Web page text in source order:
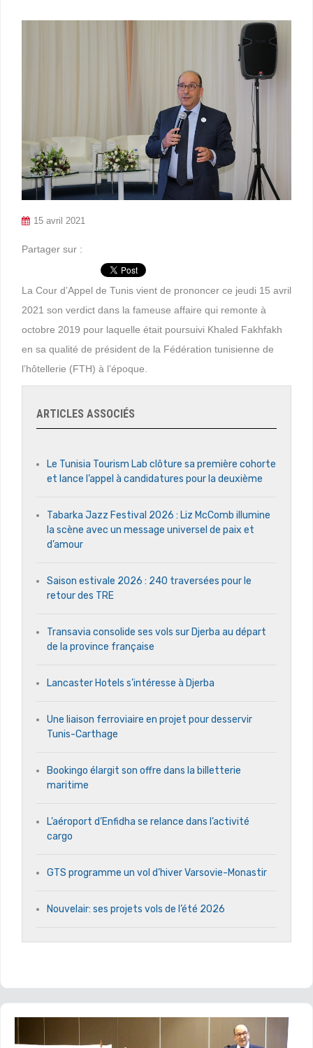
15 avril 2021
Partager sur :
La Cour d’Appel de Tunis vient de prononcer ce jeudi 15 avril
2021 son verdict dans la fameuse affaire qui remonte à
octobre 2019 pour laquelle était poursuivi Khaled Fakhfakh
en sa qualité de président de la Fédération tunisienne de
l’hôtellerie (FTH) à l’époque.
ARTICLES ASSOCIÉS
Le Tunisia Tourism Lab clôture sa première cohorte
et lance l’appel à candidatures pour la deuxième
Tabarka Jazz Festival 2026 : Liz McComb illumine
la scène avec un message universel de paix et
d’amour
Saison estivale 2026 : 240 traversées pour le
retour des TRE
Transavia consolide ses vols sur Djerba au départ
de la province française
Lancaster Hotels s’intéresse à Djerba
Une liaison ferroviaire en projet pour desservir
Tunis-Carthage
Bookingo élargit son offre dans la billetterie
maritime
L’aéroport d’Enfidha se relance dans l’activité
cargo
GTS programme un vol d’hiver Varsovie-Monastir
Nouvelair: ses projets vols de l’été 2026